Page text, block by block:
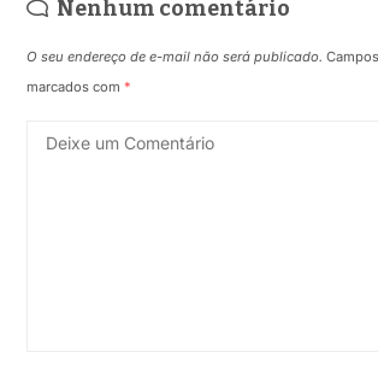
Nenhum comentário
O seu endereço de e-mail não será publicado.
marcados com*